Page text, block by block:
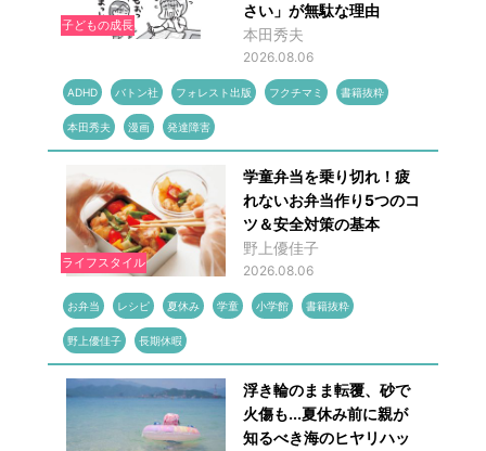
子どもの成長
さい」が無駄な理由
本田秀夫
2026.08.06
ADHD バトン社 フォレスト出版 フクチマミ 書籍抜粋
本田秀夫 漫画 発達障害
ライフスタイル
学童弁当を乗り切れ！疲
れないお弁当作り5つのコ
ツ＆安全対策の基本
野上優佳子
2026.08.06
お弁当 レシピ 夏休み 学童 小学館 書籍抜粋
野上優佳子 長期休暇
浮き輪のまま転覆、砂で
火傷も...夏休み前に親が
知るべき海のヒヤリハッ